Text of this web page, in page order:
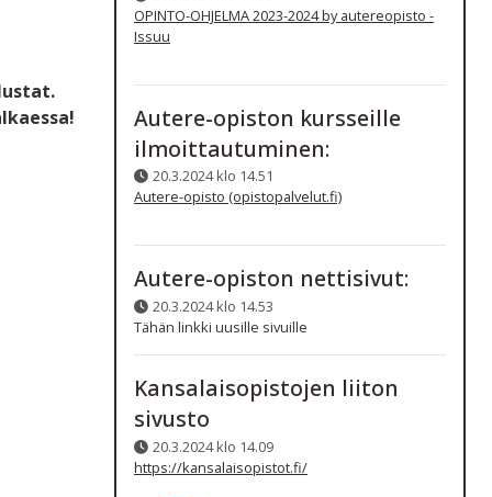
OPINTO-OHJELMA 2023-2024 by autereopisto -
Issuu
Autere-opiston kursseille
ilmoittautuminen:
20.3.2024 klo 14.51
Autere-opisto (opistopalvelut.fi)
Autere-opiston nettisivut:
20.3.2024 klo 14.53
Tähän linkki uusille sivuille
Kansalaisopistojen liiton
sivusto
20.3.2024 klo 14.09
https://kansalaisopistot.fi/